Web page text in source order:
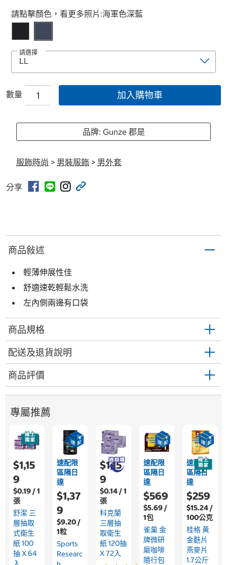
Select product
請點擊顏色，看更多照片:海軍色深藍
請選擇
數量 加入購物車
品牌: Gunze 郡是
服飾時尚 > 男裝服飾 > 男外套
分享
商品敍述
輕薄伸展性佳
舒適速乾輕鬆水洗
左內側兩邊有口袋
商品規格
配送及退貨說明
商品評價
專屬推薦
$1,15
9
$0.19 / 1
張
舒潔 三
層抽取
式衛生
紙 100
抽 X 64
速配限
區隔日
達
$1,37
9
$9.20 /
1粒
Sports
Researc
$1,15
9
$0.14 / 1
張
科克蘭
三層抽
取衛生
紙 120抽
X 72入
速配限
區隔日
達
$569
$5.69 /
1包
雀巢 金
牌微研
磨咖啡
隨行包
速配限
區隔日
達
$259
$15.24 /
100公克
桂格 黃
金麩片
燕麥片
1.7公斤